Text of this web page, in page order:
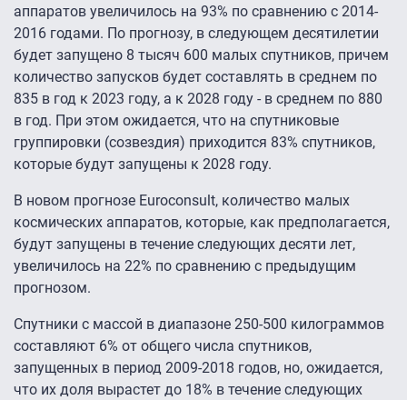
аппаратов увеличилось на 93% по сравнению с 2014-
2016 годами. По прогнозу, в следующем десятилетии
будет запущено 8 тысяч 600 малых спутников, причем
количество запусков будет составлять в среднем по
835 в год к 2023 году, а к 2028 году - в среднем по 880
в год. При этом ожидается, что на спутниковые
группировки (созвездия) приходится 83% спутников,
которые будут запущены к 2028 году.
В новом прогнозе Euroconsult, количество малых
космических аппаратов, которые, как предполагается,
будут запущены в течение следующих десяти лет,
увеличилось на 22% по сравнению с предыдущим
прогнозом.
Спутники с массой в диапазоне 250-500 килограммов
составляют 6% от общего числа спутников,
запущенных в период 2009-2018 годов, но, ожидается,
что их доля вырастет до 18% в течение следующих